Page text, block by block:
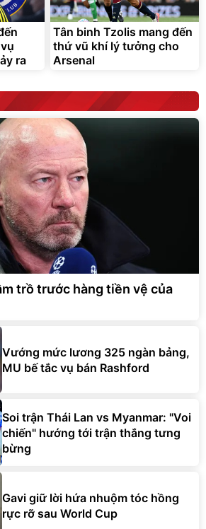
ra
Tân binh Tzolis mang đến
thứ vũ khí lý tưởng cho
Arsenal
trồ trước hàng tiền vệ của
Vướng mức lương 325 ngàn bảng,
MU bế tắc vụ bán Rashford
Soi trận Thái Lan vs Myanmar: "Voi
chiến" hướng tới trận thắng tưng
bừng
Gavi giữ lời hứa nhuộm tóc hồng
rực rỡ sau World Cup